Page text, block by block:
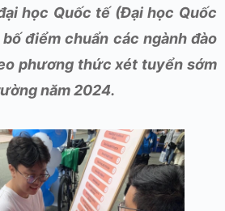
học Quốc tế (Đại học Quốc
điểm chuẩn các ngành đào
phương thức xét tuyển sớm
năm 2024.